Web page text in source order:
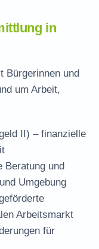
in
Bürgerinnen und
um Arbeit,
II) – finanzielle
Beratung und
Umgebung
Arbeitsmarkt
für